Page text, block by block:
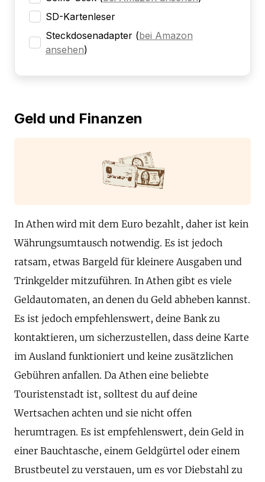
SD-Kartenleser
Steckdosenadapter (bei Amazon
ansehen)
Geld und Finanzen
In Athen wird mit dem Euro bezahlt, daher ist kein
Währungsumtausch notwendig. Es ist jedoch
ratsam, etwas Bargeld für kleinere Ausgaben und
Trinkgelder mitzuführen. In Athen gibt es viele
Geldautomaten, an denen du Geld abheben kannst.
Es ist jedoch empfehlenswert, deine Bank zu
kontaktieren, um sicherzustellen, dass deine Karte
im Ausland funktioniert und keine zusätzlichen
Gebühren anfallen. Da Athen eine beliebte
Touristenstadt ist, solltest du auf deine
Wertsachen achten und sie nicht offen
herumtragen. Es ist empfehlenswert, dein Geld in
einer Bauchtasche, einem Geldgürtel oder einem
Brustbeutel zu verstauen, um es vor Diebstahl zu